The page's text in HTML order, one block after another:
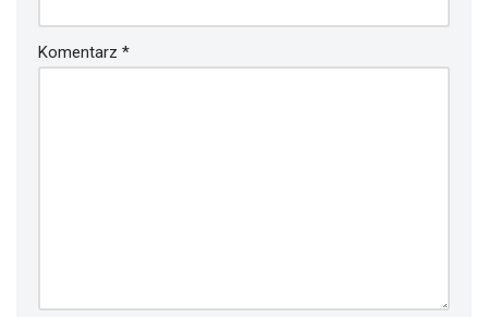
Komentarz *